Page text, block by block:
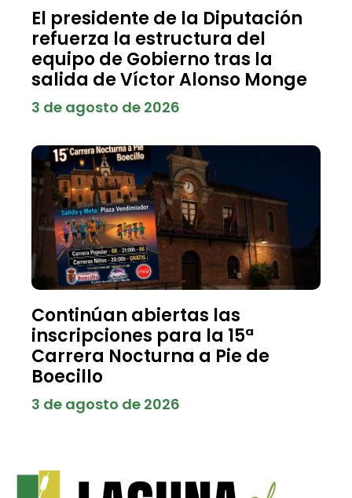
El presidente de la Diputación
refuerza la estructura del
equipo de Gobierno tras la
salida de Víctor Alonso Monge
3 de agosto de 2026
Continúan abiertas las
inscripciones para la 15ª
Carrera Nocturna a Pie de
Boecillo
3 de agosto de 2026